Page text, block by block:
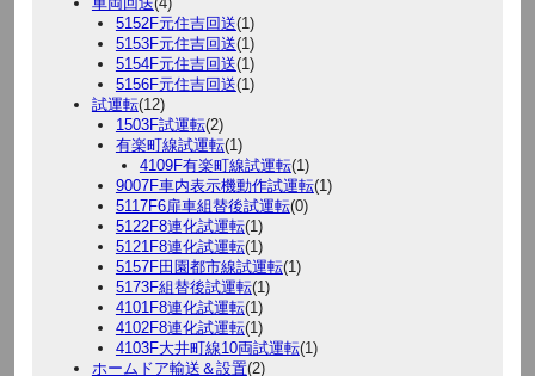
5152F元住吉回送(1)
5153F元住吉回送(1)
5154F元住吉回送(1)
5156F元住吉回送(1)
試運転(12)
1503F試運転(2)
有楽町線試運転(1)
4109F有楽町線試運転(1)
9007F車内表示機動作試運転(1)
5117F6扉車組替後試運転(0)
5122F8連化試運転(1)
5121F8連化試運転(1)
5157F田園都市線試運転(1)
5173F組替後試運転(1)
4101F8連化試運転(1)
4102F8連化試運転(1)
4103F大井町線10両試運転(1)
ホームドア輸送＆設置(2)